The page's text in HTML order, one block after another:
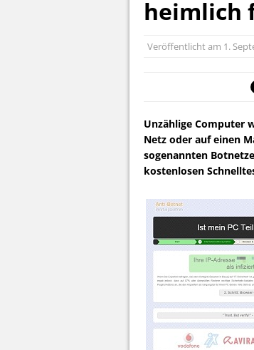
heimlich
Veröffentlicht am 1.
Unzählige Computer
Netz oder auf einen
sogenannten
kostenlosen